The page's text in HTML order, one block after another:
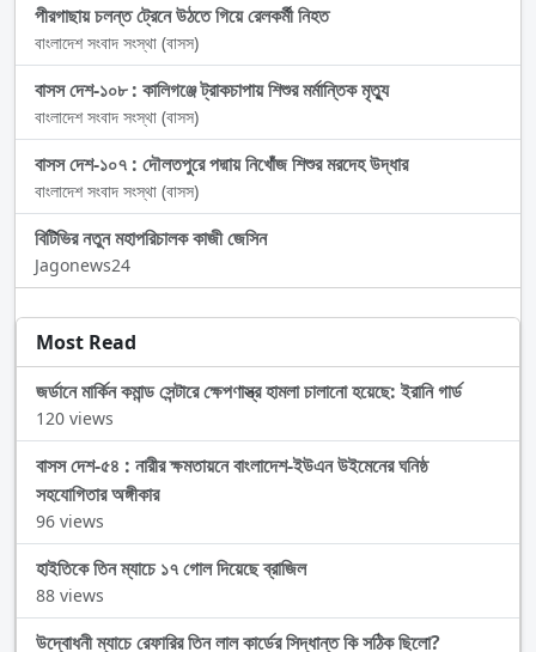
পীরগাছায় চলন্ত ট্রেনে উঠতে গিয়ে রেলকর্মী নিহত
বাংলাদেশ সংবাদ সংস্থা (বাসস)
বাসস দেশ-১০৮ : কালিগঞ্জে ট্রাকচাপায় শিশুর মর্মান্তিক মৃত্যু
বাংলাদেশ সংবাদ সংস্থা (বাসস)
বাসস দেশ-১০৭ : দৌলতপুরে পদ্মায় নিখোঁজ শিশুর মরদেহ উদ্ধার
বাংলাদেশ সংবাদ সংস্থা (বাসস)
বিটিভির নতুন মহাপরিচালক কাজী জেসিন
Jagonews24
Most Read
জর্ডানে মার্কিন কমান্ড সেন্টারে ক্ষেপণাস্ত্র হামলা চালানো হয়েছে: ইরানি গার্ড
120 views
বাসস দেশ-৫৪ : নারীর ক্ষমতায়নে বাংলাদেশ-ইউএন উইমেনের ঘনিষ্ঠ
সহযোগিতার অঙ্গীকার
96 views
হাইতিকে তিন ম্যাচে ১৭ গোল দিয়েছে ব্রাজিল
88 views
উদ্বোধনী ম্যাচে রেফারির তিন লাল কার্ডের সিদ্ধান্ত কি সঠিক ছিলো?